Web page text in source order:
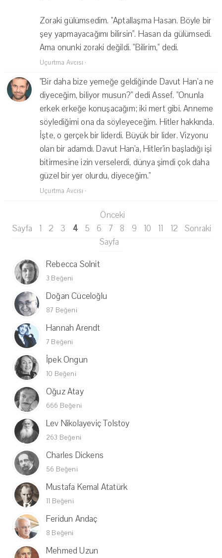
Zoraki gülümsedim. "Aptallaşma Hasan. Böyle bir
şey yapmayacağımı bilirsin". Hasan da gülümsedi.
Ama onunki zoraki değildi. "Bilirim," dedi.
Uçurtma Avcısı ·
"Bir daha bize yemeğe geldiğinde Davut Han'a ne
diyeceğim, biliyor musun?" dedi Assef. "Onunla
erkek erkeğe konuşacağım; iki mert gibi. Anneme
söylediğimi ona da söyleyeceğim. Hitler hakkında.
İşte, o gerçek bir liderdi. Büyük bir lider. Vizyonu
olan bir adamdı. Davut Han'a, Hitler'in başladığı işi
bitirmesine izin verselerdi, dünya şimdi çok daha
güzel bir yer olurdu, diyeceğim."
Uçurtma Avcısı ·
Önceki
Sayfa
1 2 3 4 5 6 7 8 9 10 11 12
Sonraki
Sayfa
Rebecca Solnit
3 Beğeni
Doğan Cüceloğlu
87 Beğeni
Hannah Arendt
7 Beğeni
İpek Ongun
10 Beğeni
Oğuz Atay
666 Beğeni
Lev Nikolayeviç Tolstoy
263 Beğeni
Charles Dickens
56 Beğeni
Mustafa Kemal Atatürk
11 Beğeni
Feridun Andaç
8 Beğeni
Mehmed Uzun